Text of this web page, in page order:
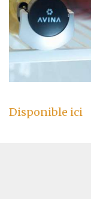
Disponible ici